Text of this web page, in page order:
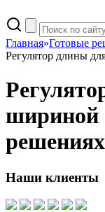
Главная»Готовые
Регулятор длины
шириной
решениях
Наши клиенты